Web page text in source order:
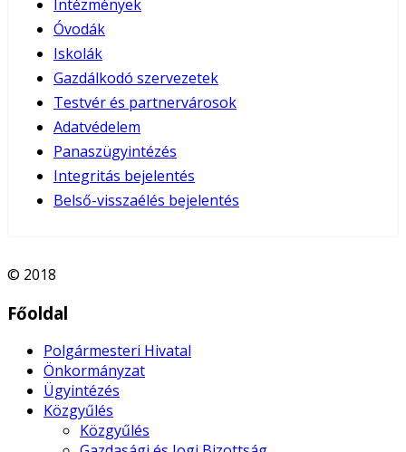
Intézmények
Óvodák
Iskolák
Gazdálkodó szervezetek
Testvér és partnervárosok
Adatvédelem
Panaszügyintézés
Integritás bejelentés
Belső-visszaélés bejelentés
© 2018
Főoldal
Polgármesteri Hivatal
Önkormányzat
Ügyintézés
Közgyűlés
Közgyűlés